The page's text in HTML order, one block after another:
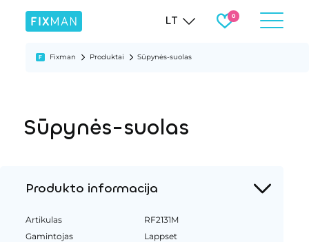
LT
Fixman Produktai Sūpynės-suolas
Sūpynės-suolas
Produkto informacija
Artikulas
RF2131M
Gamintojas
Lappset